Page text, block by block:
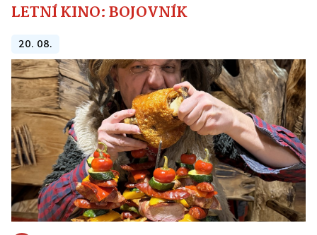
LETNÍ KINO: BOJOVNÍK
20. 08.